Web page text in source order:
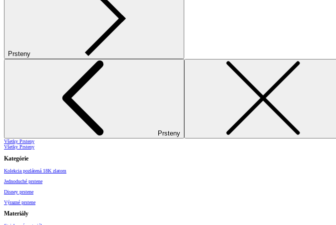
Prsteny
Prsteny
Všetky Prsteny
Všetky Prsteny
Kategórie
Kolekcia pozlátená 18K zlatom
Jednoduché prstene
Disney prstene
Výrazné prstene
Materiály